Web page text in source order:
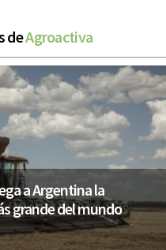
deAgroactiva
a Argentina la
grande del mundo